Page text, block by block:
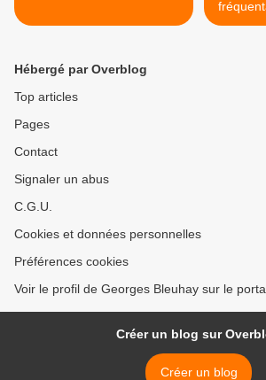
Hébergé par Overblog
Top articles
Pages
Contact
Signaler un abus
C.G.U.
Cookies et données personnelles
Préférences cookies
Voir le profil de Georges Bleuhay sur le
Créer un blog sur
Créer un blog